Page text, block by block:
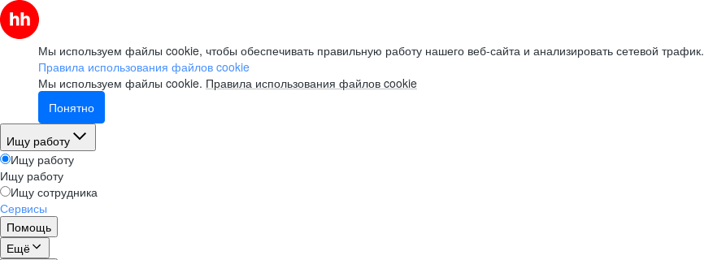
Мы используем файлы cookie, чтобы обеспечивать правильную работу нашего веб-сайта и анализировать сетевой трафик.
Правила использования файлов cookie
Мы используем файлы cookie. Правила использования файлов cookie
Понятно
Ищу работу
Ищу работу
Ищу работу
Ищу сотрудника
Сервисы
Помощь
Ещё